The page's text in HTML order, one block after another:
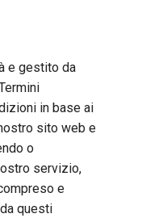
e gestito da
in base ai
sito web e
o
servizio,
e
questi